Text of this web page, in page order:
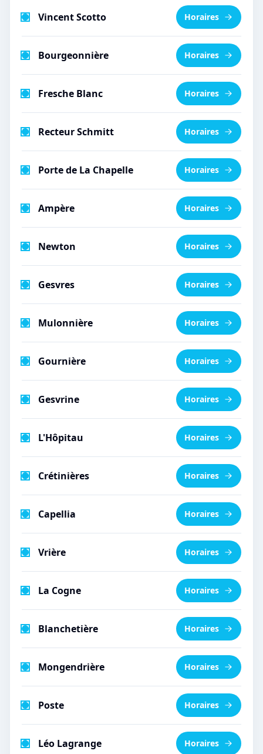
Vincent Scotto Horaires
Bourgeonnière Horaires
Fresche Blanc Horaires
Recteur Schmitt Horaires
Porte de La Chapelle Horaires
Ampère Horaires
Newton Horaires
Gesvres Horaires
Mulonnière Horaires
Gournière Horaires
Gesvrine Horaires
L'Hôpitau Horaires
Crétinières Horaires
Capellia Horaires
Vrière Horaires
La Cogne Horaires
Blanchetière Horaires
Mongendrière Horaires
Poste Horaires
Léo Lagrange Horaires